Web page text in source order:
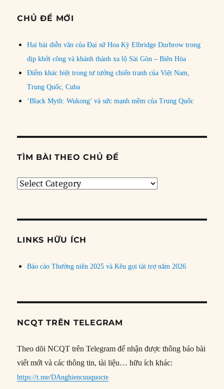
CHỦ ĐỀ MỚI
Hai bài diễn văn của Đại sứ Hoa Kỳ Elbridge Durbrow trong
dịp khởi công và khánh thành xa lộ Sài Gòn – Biên Hòa
Điểm khác biệt trong tư tưởng chiến tranh của Việt Nam,
Trung Quốc, Cuba
‘Black Myth: Wukong’ và sức mạnh mềm của Trung Quốc
TÌM BÀI THEO CHỦ ĐỀ
Tìm
đề
LINKS HỮU ÍCH
Báo cáo Thường niên 2025 và Kêu gọi tài trợ năm 2026
NCQT TRÊN TELEGRAM
Theo dõi NCQT trên Telegram để nhận được thông báo bài
viết mới và các thông tin, tài liệu… hữu ích khác:
https://t.me/DAnghiencuuquocte